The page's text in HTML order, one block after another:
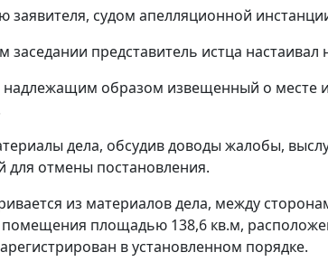
заявителя, судом апелляционной
заседании представитель истца
надлежащим образом извещенный о месте и
дела, обсудив доводы жалобы,
для отмены постановления.
из материалов дела, между
площадью 138,6 кв.м,
в установленном порядке.